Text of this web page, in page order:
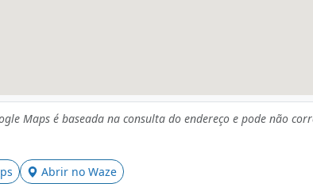
Maps é baseada na consulta do endereço e pode não
Abrir no Waze